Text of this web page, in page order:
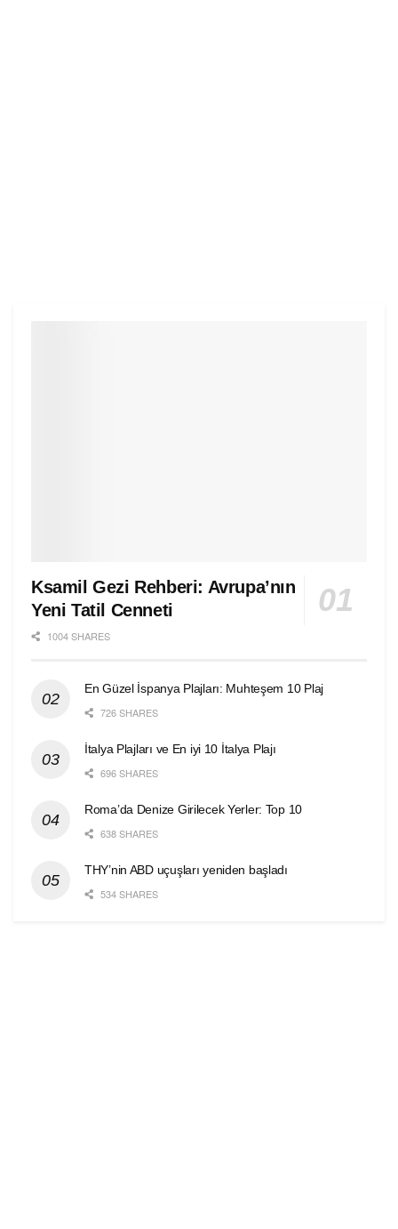
Ksamil Gezi Rehberi: Avrupa’nın
Yeni Tatil Cenneti
1004 SHARES
En Güzel İspanya Plajları: Muhteşem 10 Plaj
726 SHARES
İtalya Plajları ve En iyi 10 İtalya Plajı
696 SHARES
Roma’da Denize Girilecek Yerler: Top 10
638 SHARES
THY’nin ABD uçuşları yeniden başladı
534 SHARES